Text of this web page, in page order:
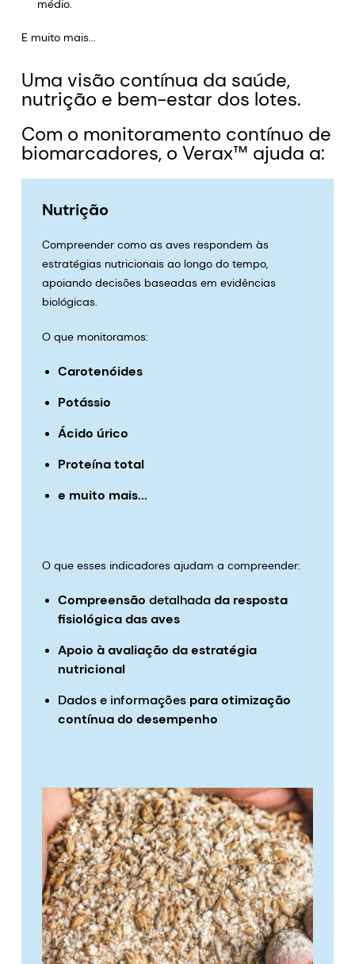
médio.
E muito mais...
Uma visão contínua da saúde,
nutrição e bem-estar dos lotes.
Com o monitoramento contínuo de
biomarcadores, o Verax™ ajuda a:
Nutrição
Compreender como as aves respondem às
estratégias nutricionais ao longo do tempo,
apoiando decisões baseadas em evidências
biológicas.
O que monitoramos:
Carotenóides
Potássio
Ácido úrico
Proteína total
e muito mais...
O que esses indicadores ajudam a compreender:
Compreensãodetalhadada resposta
fisiológica das aves
Apoio à avaliação da estratégia
nutricional
Dados e informações para otimização
contínua do desempenho